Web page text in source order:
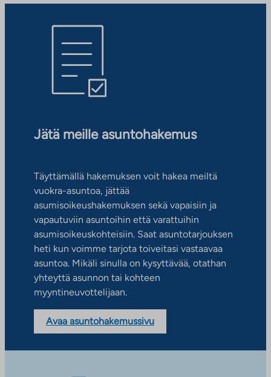
Jätä meille asuntohakemus
Täyttämällä hakemuksen voit hakea meiltä
vuokra-asuntoa, jättää
asumisoikeushakemuksen sekä vapaisiin ja
vapautuviin asuntoihin että varattuihin
asumisoikeuskohteisiin. Saat asuntotarjouksen
heti kun voimme tarjota toiveitasi vastaavaa
asuntoa. Mikäli sinulla on kysyttävää, otathan
yhteyttä asunnon tai kohteen
myyntineuvottelijaan.
Avaa asuntohakemussivu